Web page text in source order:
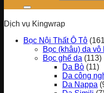
Dịch vụ Kingwrap
Bọc Nội Thất Ô Tô
Bọc (khâu) da vô
Bọc ghế da (113)
Da Bò (11)
Da công
Da Nappa